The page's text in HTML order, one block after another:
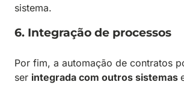
sistema.
6. Integração de processos
Por fim, a automação de contratos
ser integrada com outros sistemas